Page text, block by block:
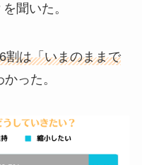
聞いた。
割は「いまのままで
った。